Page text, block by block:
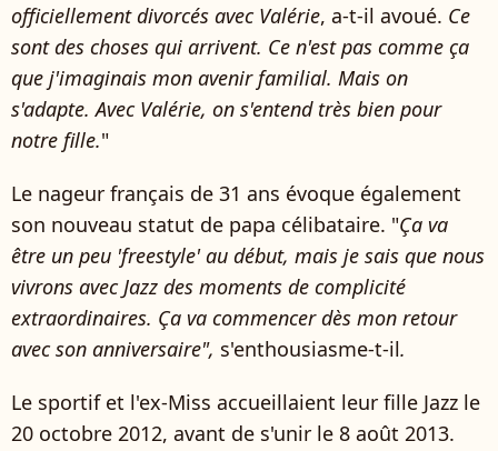
officiellement divorcés avec Valérie, a-t-il avoué. Ce
sont des choses qui arrivent. Ce n'est pas comme ça
que j'imaginais mon avenir familial. Mais on
s'adapte. Avec Valérie, on s'entend très bien pour
notre fille."
Le nageur français de 31 ans évoque également
son nouveau statut de papa célibataire. "Ça va
être un peu 'freestyle' au début, mais je sais que nous
vivrons avec Jazz des moments de complicité
extraordinaires. Ça va commencer dès mon retour
avec son anniversaire", s'enthousiasme-t-il.
Le sportif et l'ex-Miss accueillaient leur fille Jazz le
20 octobre 2012, avant de s'unir le 8 août 2013.